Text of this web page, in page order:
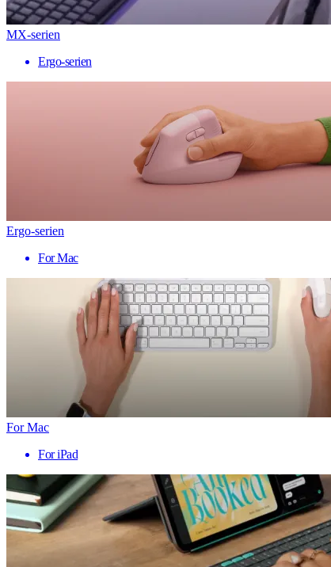
MX-serien
Ergo-serien
Ergo-serien
For Mac
For Mac
For iPad